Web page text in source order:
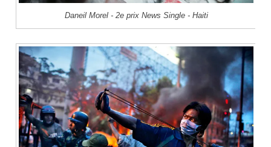
Daneil Morel - 2e prix News Single - Haiti